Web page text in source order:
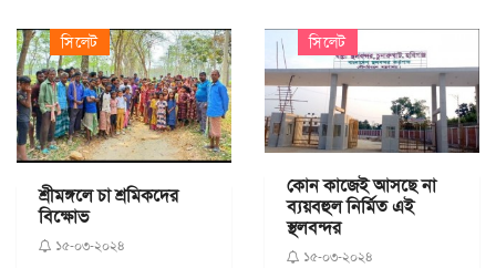
সিলেট
শ্রীমঙ্গলে চা শ্রমিকদের
বিক্ষোভ
১৫-০৩-২০২৪
সিলেট
কোন কাজেই আসছে না
ব্যয়বহুল নির্মিত এই
স্থলবন্দর
১৫-০৩-২০২৪